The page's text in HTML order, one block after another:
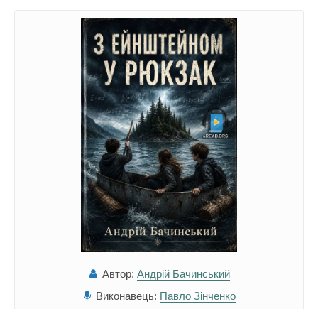
Автор: Андрій Бачинський
Виконавець: Павло Зінченко